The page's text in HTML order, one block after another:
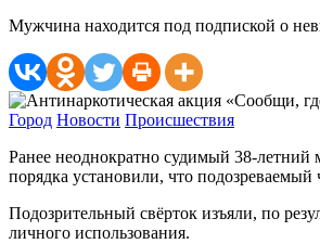
Мужчина находится под подпиской о
Город Новости Происшествия
Ранее неоднократно судимый 38-
порядка установили, что
Подозрительный свёрток изъяли, по
личного использования.